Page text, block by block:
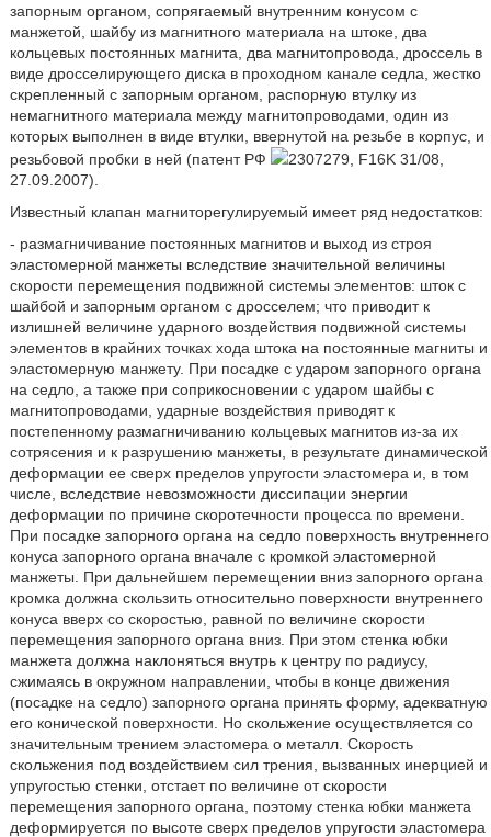
запорным органом, сопрягаемый внутренним конусом с
манжетой, шайбу из магнитного материала на штоке, два
кольцевых постоянных магнита, два магнитопровода, дроссель в
виде дросселирующего диска в проходном канале седла, жестко
скрепленный с запорным органом, распорную втулку из
немагнитного материала между магнитопроводами, один из
которых выполнен в виде втулки, ввернутой на резьбе в корпус, и
резьбовой пробки в ней (патент РФ
2307279, F16K 31/08,
27.09.2007).
Известный клапан магниторегулируемый имеет ряд недостатков:
- размагничивание постоянных магнитов и выход из строя
эластомерной манжеты вследствие значительной величины
скорости перемещения подвижной системы элементов: шток с
шайбой и запорным органом с дросселем; что приводит к
излишней величине ударного воздействия подвижной системы
элементов в крайних точках хода штока на постоянные магниты и
эластомерную манжету. При посадке с ударом запорного органа
на седло, а также при соприкосновении с ударом шайбы с
магнитопроводами, ударные воздействия приводят к
постепенному размагничиванию кольцевых магнитов из-за их
сотрясения и к разрушению манжеты, в результате динамической
деформации ее сверх пределов упругости эластомера и, в том
числе, вследствие невозможности диссипации энергии
деформации по причине скоротечности процесса по времени.
При посадке запорного органа на седло поверхность внутреннего
конуса запорного органа вначале с кромкой эластомерной
манжеты. При дальнейшем перемещении вниз запорного органа
кромка должна скользить относительно поверхности внутреннего
конуса вверх со скоростью, равной по величине скорости
перемещения запорного органа вниз. При этом стенка юбки
манжета должна наклоняться внутрь к центру по радиусу,
сжимаясь в окружном направлении, чтобы в конце движения
(посадке на седло) запорного органа принять форму, адекватную
его конической поверхности. Но скольжение осуществляется со
значительным трением эластомера о металл. Скорость
скольжения под воздействием сил трения, вызванных инерцией и
упругостью стенки, отстает по величине от скорости
перемещения запорного органа, поэтому стенка юбки манжета
деформируется по высоте сверх пределов упругости эластомера